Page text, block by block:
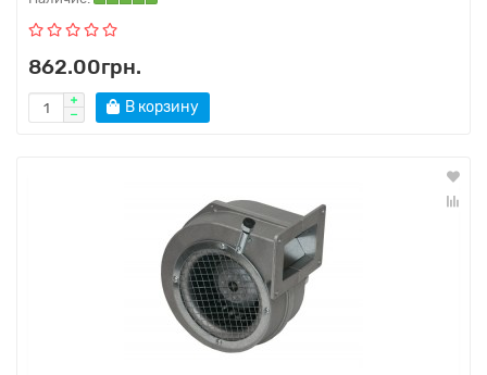
862.00грн.
В корзину